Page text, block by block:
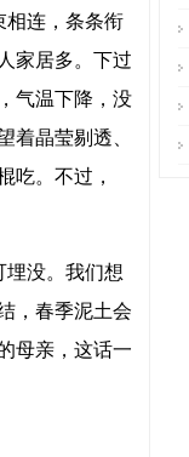
连，条条衔
家居多。下过
气温下降，没
着晶莹剔透、
吃。不过，
没。我们想
，春季泥土会
母亲，这话一